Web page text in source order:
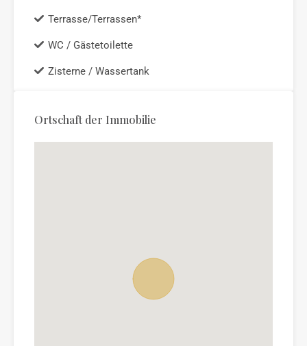
Terrasse/Terrassen*
WC / Gästetoilette
Zisterne / Wassertank
Ortschaft der Immobilie